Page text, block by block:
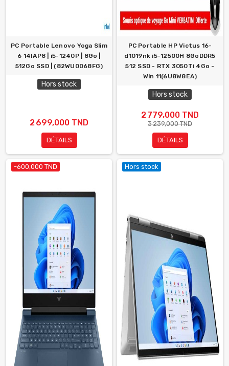
PC Portable Lenovo Yoga Slim
6 14IAP8 | i5-1240P | 8Go |
512Go SSD | (82WU0068FG)
Hors stock
2 699,000 TND
DÉTAILS
PC Portable HP Victus 16-
d1019nk i5-12500H 8GoDDR5
512 SSD - RTX 3050Ti 4Go -
Win 11(6U8W8EA)
Hors stock
2 779,000 TND
3 239,000 TND
DÉTAILS
-600,000 TND Hors stock